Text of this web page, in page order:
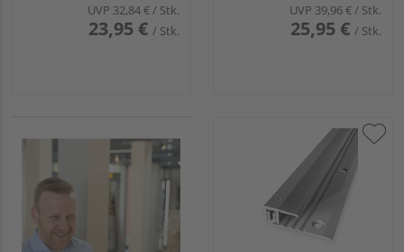
UVP 32,84 €/ Stk.
23,95 € / Stk.
UVP 39,96 €/ Stk.
25,95 € / Stk.